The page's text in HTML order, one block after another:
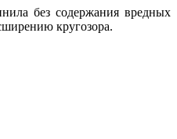
без содержания вредных
кругозора.